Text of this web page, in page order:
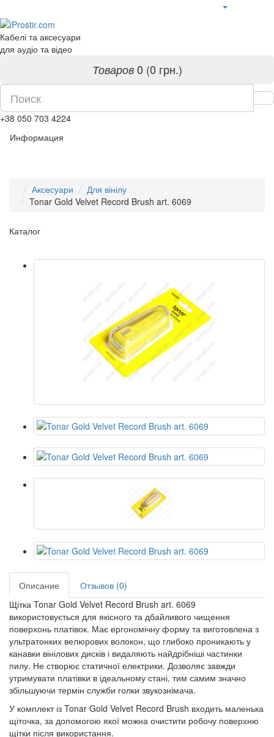
Кабелі та аксесуари
для аудіо та відео
Товаров0 (0 грн.)
+38 050 703 4224
Информация
Аксесуари
Для вінілу
Tonar Gold Velvet Record Brush art. 6069
Каталог
Описание
Отзывов (0)
Щітка Tonar Gold Velvet Record Brush art. 6069
використовується для якісного та дбайливого чищення
поверхонь платівок. Має ергономічну форму та виготовлена з
ультратонких велюрових волокон, що глибоко проникають у
канавки вінілових дисків і видаляють найдрібніші частинки
пилу. Не створює статичної електрики. Дозволяє завжди
утримувати платівки в ідеальному стані, тим самим значно
збільшуючи термін служби голки звукознімача.
У комплект із Tonar Gold Velvet Record Brush входить маленька
щіточка, за допомогою якої можна очистити робочу поверхню
щітки після використання.